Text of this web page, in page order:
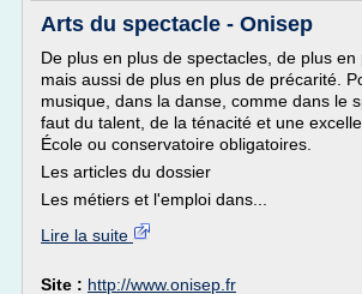
Arts du spectacle - Onisep
De plus en plus de spectacles, de plus en
mais aussi de plus en plus de précarité.
musique, dans la danse, comme dans le
faut du talent, de la ténacité et une
École ou conservatoire obligatoires.
Les articles du dossier
Les métiers et l'emploi dans...
Lire la suite
Site : http://www.onisep.fr